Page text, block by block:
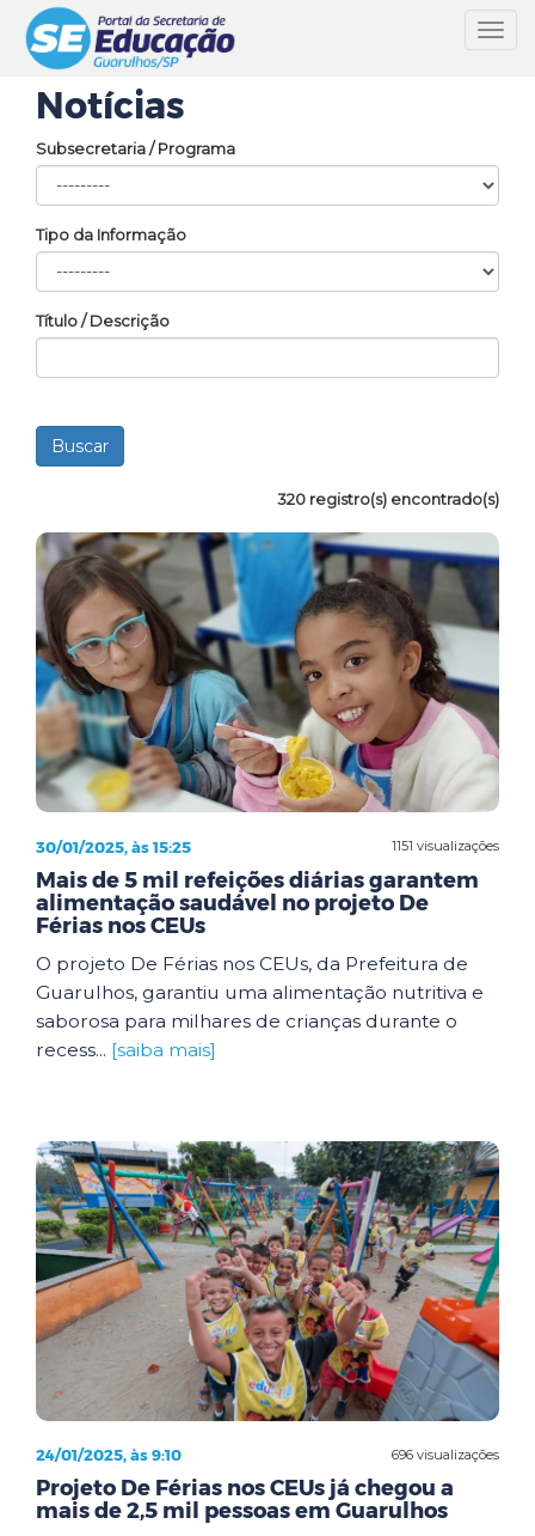
Notícias
Subsecretaria / Programa
Tipo da Informação
Título / Descrição
320 registro(s) encontrado(s)
1151 visualizações
30/01/2025, às 15:25
Mais de 5 mil refeições diárias garantem
alimentação saudável no projeto De
Férias nos CEUs
O projeto De Férias nos CEUs, da Prefeitura de
Guarulhos, garantiu uma alimentação nutritiva e
saborosa para milhares de crianças durante o
recess... [saiba mais]
696 visualizações
24/01/2025, às 9:10
Projeto De Férias nos CEUs já chegou a
mais de 2,5 mil pessoas em Guarulhos